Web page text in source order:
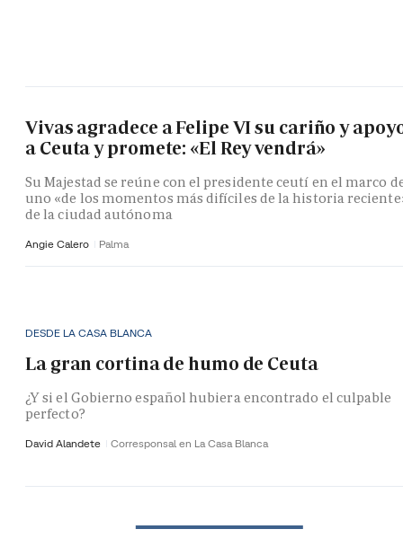
Vivas agradece a Felipe VI su cariño y
a Ceuta y promete: «El Rey vendrá»
Su Majestad se reúne con el presidente ceutí en el marco
uno «de los momentos más difíciles de la historia
de la ciudad autónoma
Angie Calero Palma
DESDE LA CASA BLANCA
La gran cortina de humo de Ceuta
¿Y si el Gobierno español hubiera encontrado el culpable
perfecto?
David Alandete Corresponsal en La Casa Blanca